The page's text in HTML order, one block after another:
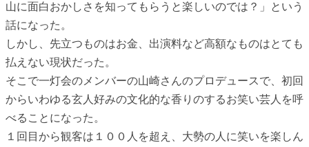
山に面白おかしさを知ってもらうと楽しいのでは？」という
話になった。
しかし、先立つものはお金、出演料など高額なものはとても
払えない現状だった。
そこで一灯会のメンバーの山崎さんのプロデュースで、初回
からいわゆる玄人好みの文化的な香りのするお笑い芸人を呼
べることになった。
１回目から観客は１００人を超え、大勢の人に笑いを楽しん